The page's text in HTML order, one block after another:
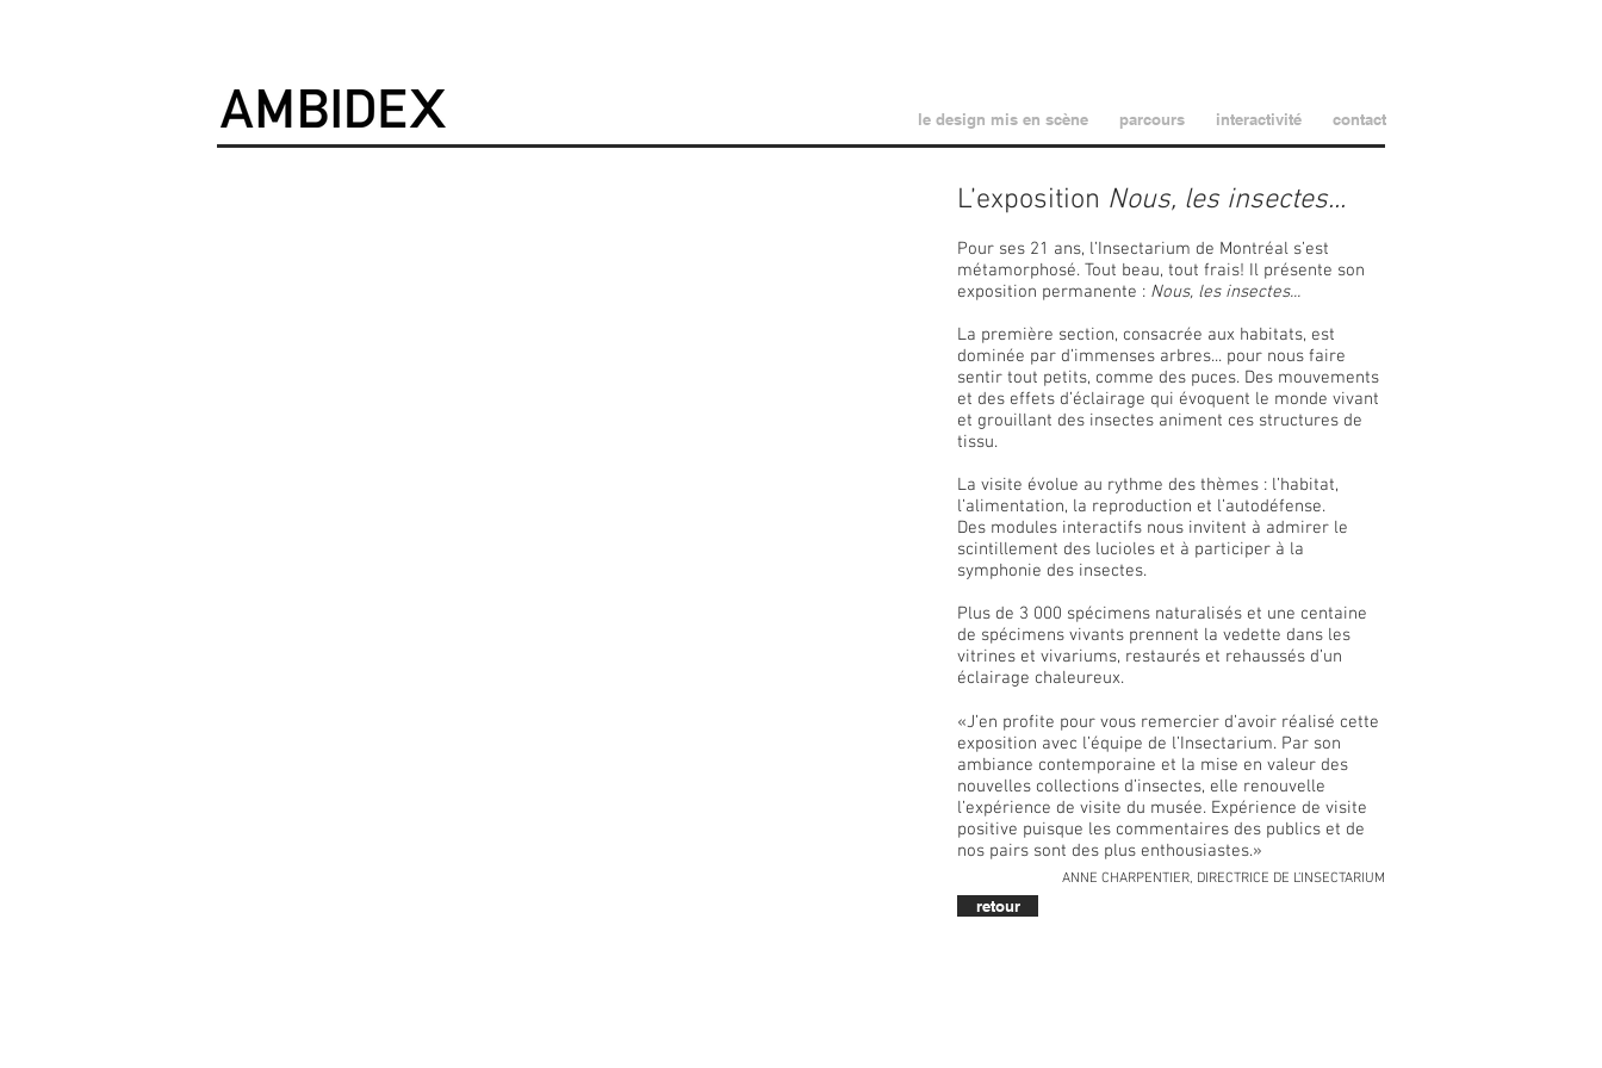
le design mis en scène parcours interactivité contact
L’exposition Nous, les insectes...
Pour ses 21 ans, l’Insectarium de Montréal s’est
métamorphosé. Tout beau, tout frais! Il présente son
exposition permanente : Nous, les insectes...
La première section, consacrée aux habitats, est
dominée par d’immenses arbres... pour nous faire
sentir tout petits, comme des puces. Des mouvements
et des effets d’éclairage qui évoquent le monde vivant
et grouillant des insectes animent ces structures de
tissu.
La visite évolue au rythme des thèmes : l’habitat,
l’alimentation, la reproduction et l’autodéfense.
Des modules interactifs nous invitent à admirer le
scintillement des lucioles et à participer à la
symphonie des insectes.
Plus de 3 000 spécimens naturalisés et une centaine
de spécimens vivants prennent la vedette dans les
vitrines et vivariums, restaurés et rehaussés d’un
éclairage chaleureux.
«J’en profite pour vous remercier d’avoir réalisé cette
exposition avec l’équipe de l’Insectarium. Par son
ambiance contemporaine et la mise en valeur des
nouvelles collections d’insectes, elle renouvelle
l’expérience de visite du musée. Expérience de visite
positive puisque les commentaires des publics et de
nos pairs sont des plus enthousiastes.»
ANNE CHARPENTIER, DIRECTRICE DE L’INSECTARIUM
retour